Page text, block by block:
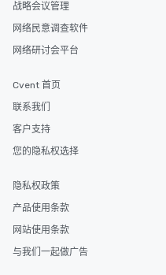
战略会议管理
网络民意调查软件
网络研讨会平台
Cvent 首页
联系我们
客户支持
您的隐私权选择
隐私权政策
产品使用条款
网站使用条款
与我们一起做广告